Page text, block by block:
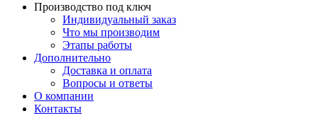
Производство под ключ
Индивидуальный заказ
Что мы производим
Этапы работы
Дополнительно
Доставка и оплата
Вопросы и ответы
О компании
Контакты